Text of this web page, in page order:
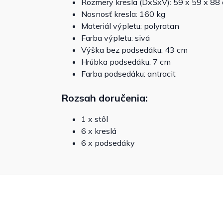
Nosnosť kresla: 160 kg
Materiál výpletu: polyratan
Farba výpletu: sivá
Výška bez podsedáku: 43 cm
Hrúbka podsedáku: 7 cm
Farba podsedáku: antracit
Rozsah doručenia:
1 x stôl
6 x kreslá
6 x podsedáky